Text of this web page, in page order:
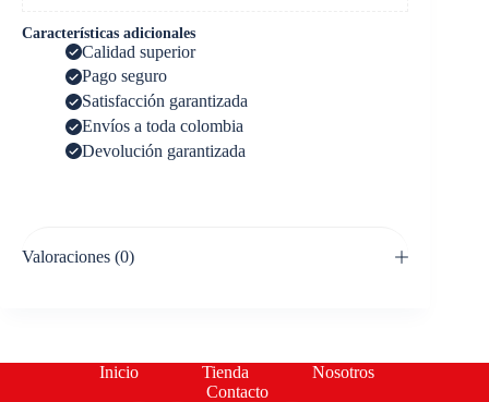
Características adicionales
Calidad superior
Pago seguro
Satisfacción garantizada
Envíos a toda colombia
Devolución garantizada
Valoraciones (0)
Inicio Tienda
Nosotros
Contacto